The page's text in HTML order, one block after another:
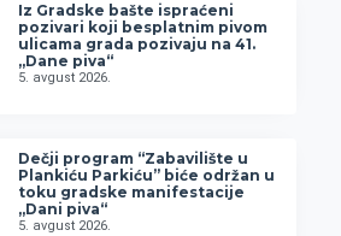
Iz Gradske bašte ispraćeni
pozivari koji besplatnim pivom
ulicama grada pozivaju na 41.
„Dane piva“
5. avgust 2026.
Dečji program “Zabavilište u
Plankiću Parkiću” biće održan u
toku gradske manifestacije
„Dani piva“
5. avgust 2026.